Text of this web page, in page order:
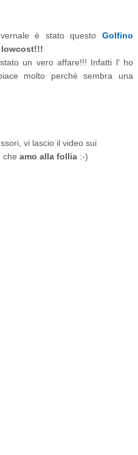
è stato questo Golfino
un vero affare!!! Infatti l' ho
molto perchè sembra una
vi lascio il video sui
che amo alla follia :-)